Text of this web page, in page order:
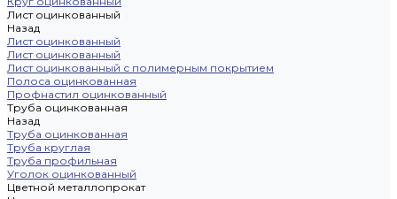
Лист оцинкованный
Назад
Лист оцинкованный
Лист оцинкованный
Лист оцинкованный с полимерным покрытием
Полоса оцинкованная
Профнастил оцинкованный
Труба оцинкованная
Назад
Труба оцинкованная
Труба круглая
Труба профильная
Уголок оцинкованный
Цветной металлопрокат